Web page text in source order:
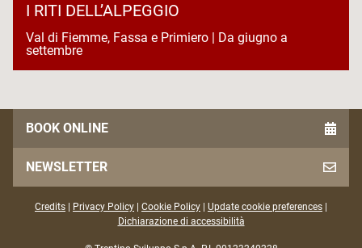
I RITI DELL’ALPEGGIO
Val di Fiemme, Fassa e Primiero | Da giugno a
settembre
BOOK ONLINE
NEWSLETTER
Credits Privacy Policy Cookie Policy Update cookie preferences
Dichiarazione di accessibilità